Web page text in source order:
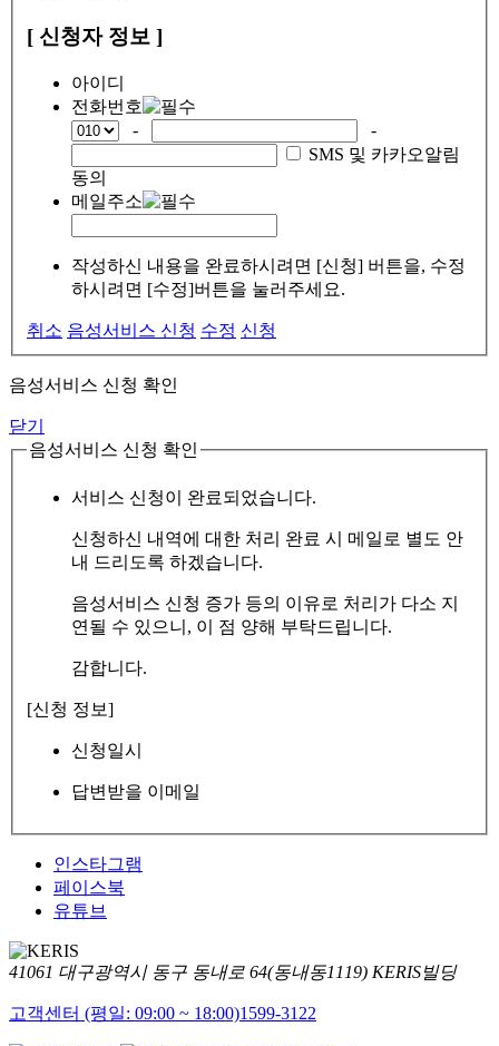
[ 신청자 정보 ]
아이디
전화번호
-
-
SMS 및 카카오알림
동의
메일주소
작성하신 내용을 완료하시려면 [신청] 버튼을, 수정
하시려면 [수정]버튼을 눌러주세요.
취소 음성서비스 신청 수정 신청
음성서비스 신청 확인
닫기
음성서비스 신청 확인
서비스 신청이 완료되었습니다.
신청하신 내역에 대한 처리 완료 시 메일로 별도 안
내 드리도록 하겠습니다.
음성서비스 신청 증가 등의 이유로 처리가 다소 지
연될 수 있으니, 이 점 양해 부탁드립니다.
감합니다.
[신청 정보]
신청일시
답변받을 이메일
인스타그램
페이스북
유튜브
41061 대구광역시 동구 동내로 64(동내동1119) KERIS빌딩
고객센터 (평일: 09:00 ~ 18:00)1599-3122